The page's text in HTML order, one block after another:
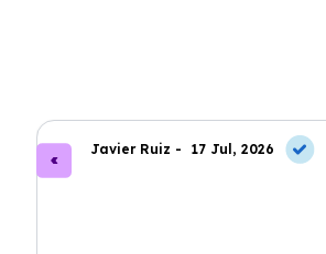
Javier Ruiz - 17 Jul, 2026